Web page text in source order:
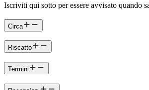
Iscriviti qui sotto per essere avvisato quando
Circa
Riscatto
Termini